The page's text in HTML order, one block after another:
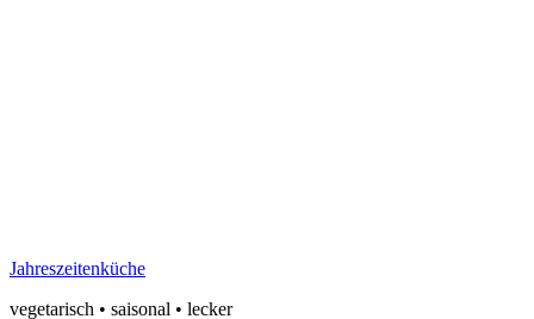
Jahreszeitenküche
vegetarisch • saisonal • lecker